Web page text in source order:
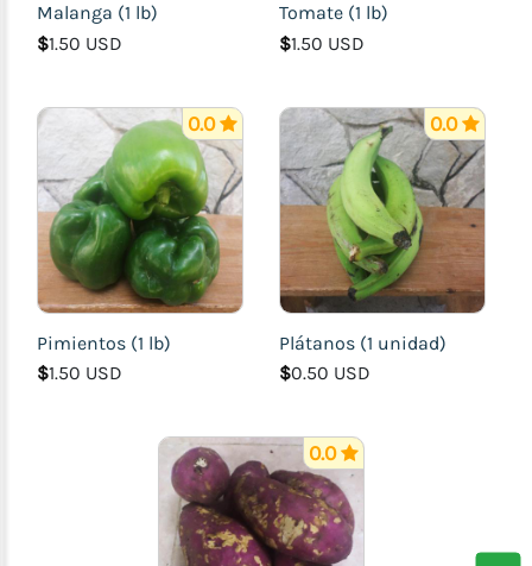
Malanga (1 lb)
$1.50 USD
Tomate (1 lb)
$1.50 USD
0.0
Pimientos (1 lb)
$1.50 USD
0.0
Plátanos (1 unidad)
$0.50 USD
0.0